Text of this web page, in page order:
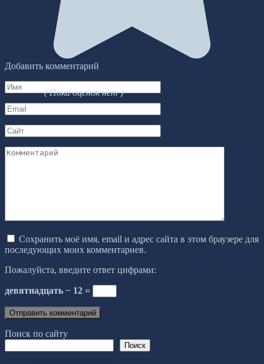
( Пока оценок нет )
Добавить комментарий
Имя
*
Email
*
Сайт
Комментарий
Сохранить моё имя, email и адрес сайта в этом браузере для
последующих моих комментариев.
Пожалуйста, введите ответ цифрами:
девятнадцать − 12 =
Поиск по сайту
Поиск